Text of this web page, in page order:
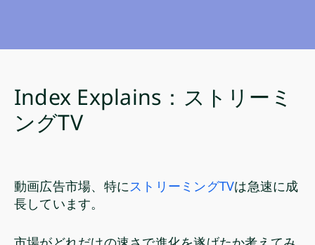
Index Explains：ストリーミ
ングTV
動画広告市場、特にストリーミングTVは急速に成
長しています。